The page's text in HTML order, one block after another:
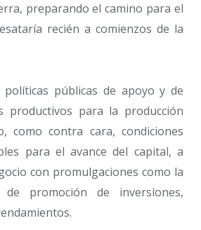
preparando el camino para el
recién a comienzos de la
políticas públicas de apoyo y de
productivos para la producción
como contra cara, condiciones
para el avance del capital, a
con promulgaciones como la
promoción de inversiones,